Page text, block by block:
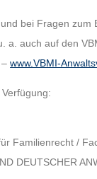
bei Fragen
auch auf den
–www.VBMI-
Familienrecht /
DEUTSCHER